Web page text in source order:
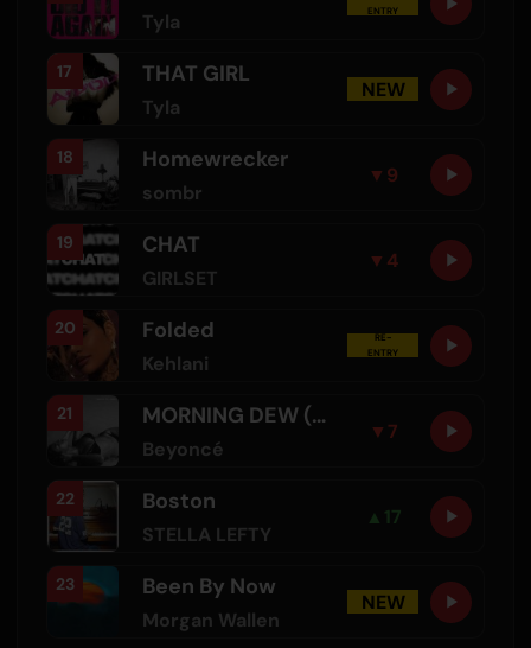
Tyla
ENTRY
17 THAT GIRL
Tyla
NEW
18 Homewrecker
sombr
▼ 9
19 CHAT
GIRLSET
▼ 4
20 Folded
Kehlani
RE-
ENTRY
21 MORNING DEW (DONK)
Beyoncé
▼ 7
22 Boston
STELLA LEFTY
▲ 17
23 Been By Now
Morgan Wallen
NEW